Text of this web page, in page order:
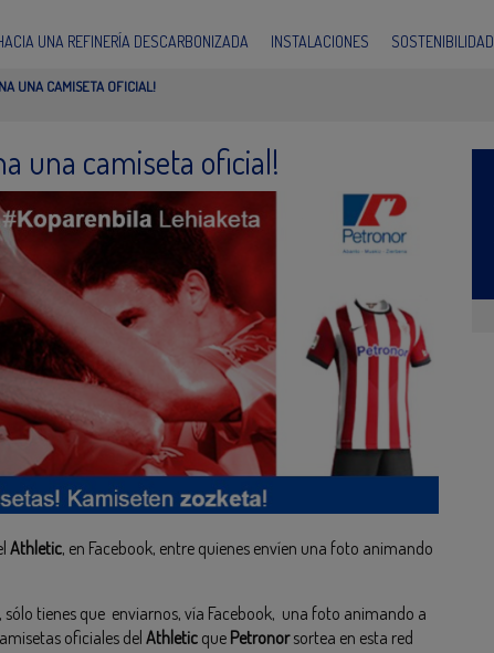
UNA REFINERÍA DESCARBONIZADA INSTALACIONES SOSTENIBILIDAD
UNA CAMISETA OFICIAL!
una camiseta oficial!
Athletic, en Facebook, entre quienes envíen una foto animando
sólo tienes que enviarnos, vía Facebook, una foto animando a
oficiales del Athletic que Petronorsortea en esta red